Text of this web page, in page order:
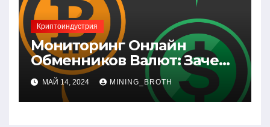
Криптоиндустрия
Мониторинг Онлайн
Обменников Валют: Зачем
Это Нужно и Как Выбрать
Лучший Сервис
МАЙ 14, 2024 MINING_BROTH